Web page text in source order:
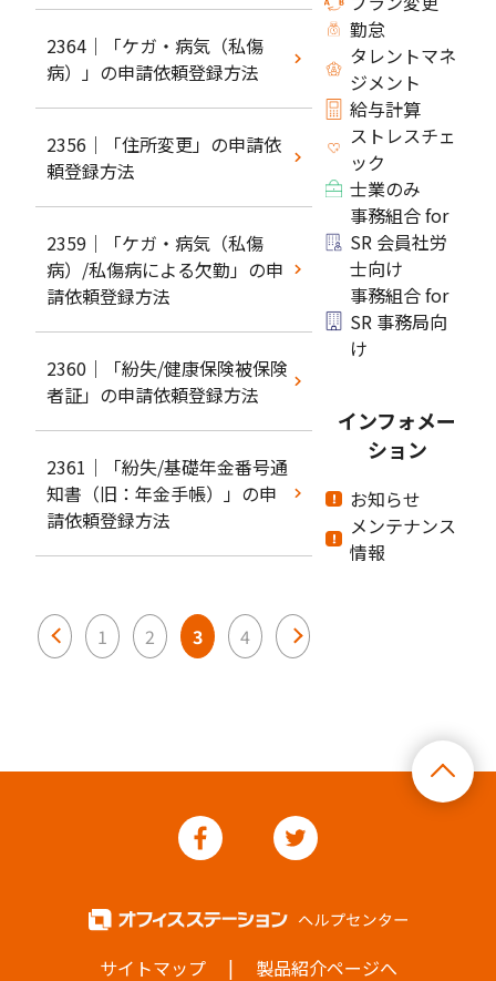
2364｜「ケガ・病気（私傷
病）」の申請依頼登録方法
2356｜「住所変更」の申請依
頼登録方法
2359｜「ケガ・病気（私傷
病）/私傷病による欠勤」の申
請依頼登録方法
2360｜「紛失/健康保険被保険
者証」の申請依頼登録方法
2361｜「紛失/基礎年金番号通
知書（旧：年金手帳）」の申
請依頼登録方法
< 1 2 3 4 >
勤怠
タレントマネ
ジメント
給与計算
ストレスチェ
ック
士業のみ
事務組合 for
SR 会員社労
士向け
事務組合 for
SR 事務局向
け
インフォメー
ション
お知らせ
メンテナンス
情報
サイトマップ | 製品紹介ページへ